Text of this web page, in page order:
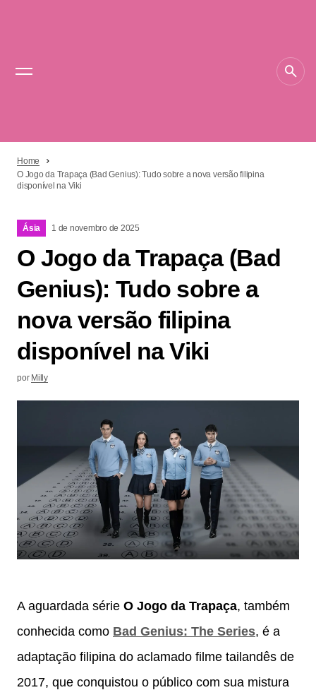
Home
O Jogo da Trapaça (Bad Genius): Tudo sobre a nova versão filipina
disponível na Viki
Ásia 1 de novembro de 2025
O Jogo da Trapaça (Bad
Genius): Tudo sobre a
nova versão filipina
disponível na Viki
por Milly
A aguardada série O Jogo da Trapaça, também
conhecida como Bad Genius: The Series, é a
adaptação filipina do aclamado filme tailandês de
2017, que conquistou o público com sua mistura